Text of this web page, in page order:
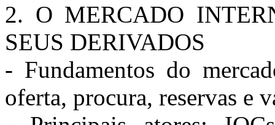
2. O MERCADO
SEUS DERIVADOS
- Fundamentos do
oferta, procura, reservas e